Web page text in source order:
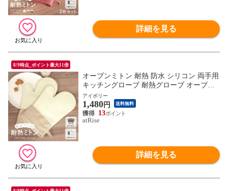
詳細を見る
8/9時点_ポイント最大11倍
オーブンミトン 耐熱 防水 シリコン 両手用
キッチングローブ 耐熱グローブ オーブン
手袋 耐熱300℃ キッチン シリコングローブ
シリコンミトン 手袋 耐熱防水 滑り止め か
わいい 洗える 左右手兼用 あったか ループ
ギフト プレゼント ギフト
アイボリー
1,480円 送料無料
13
atRise
詳細を見る